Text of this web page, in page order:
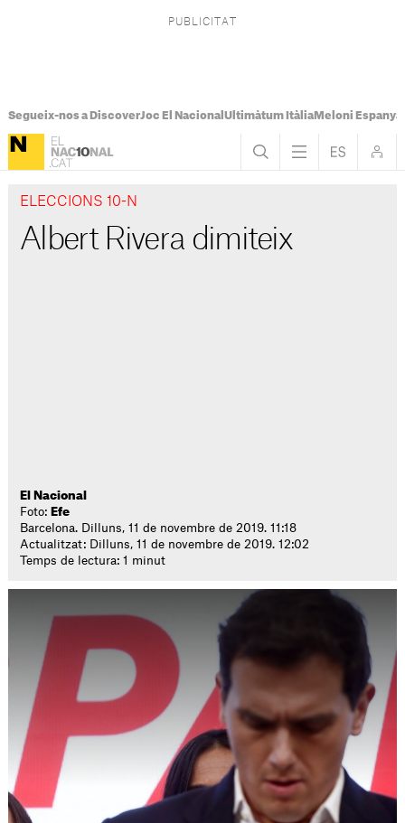
Segueix-nos a DiscoverJoc El Nacional Ultimàtum ItàliaMeloni Espanya
ELECCIONS 10-N
Albert Rivera dimiteix
El Nacional
Foto: Efe
Barcelona. Dilluns, 11 de novembre de 2019. 11:18
Actualitzat: Dilluns, 11 de novembre de 2019. 12:02
Temps de lectura: 1 minut